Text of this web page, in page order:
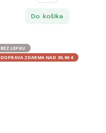
Do košíka
BEZ LEPKU
DOPRAVA ZDARMA NAD 39,90 €